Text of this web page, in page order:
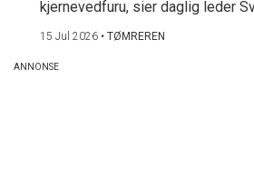
kjernevedfuru, sier daglig leder
15 Jul 2026 • TØMREREN